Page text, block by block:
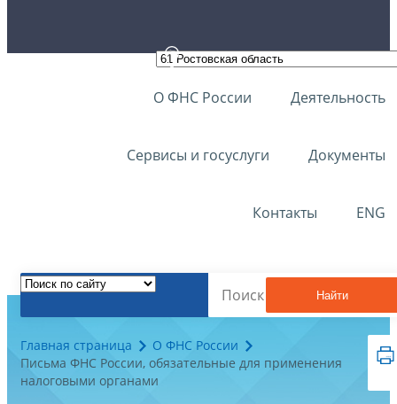
О ФНС России Деятельность
Сервисы и госуслуги Документы
Контакты ENG
Найти
Главная страница
О ФНС России
Письма ФНС России, обязательные для применения
налоговыми органами